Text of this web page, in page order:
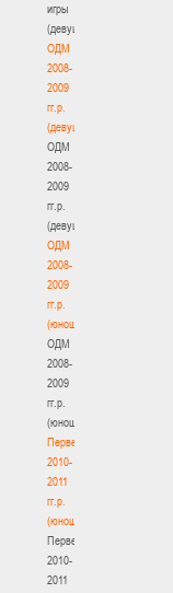
игры
(девушки)
ОДМ
2008-
2009
гг.р.
(девушки)
ОДМ
2008-
2009
гг.р.
(девушки)
ОДМ
2008-
2009
гг.р.
(юноши)
ОДМ
2008-
2009
гг.р.
(юноши)
Первенство
2010-
2011
гг.р.
(юноши)
Первенство
2010-
2011